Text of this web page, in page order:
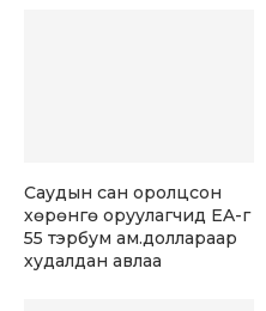
Саудын сан оролцсон
хөрөнгө оруулагчид EA-г
55 тэрбум ам.доллараар
худалдан авлаа